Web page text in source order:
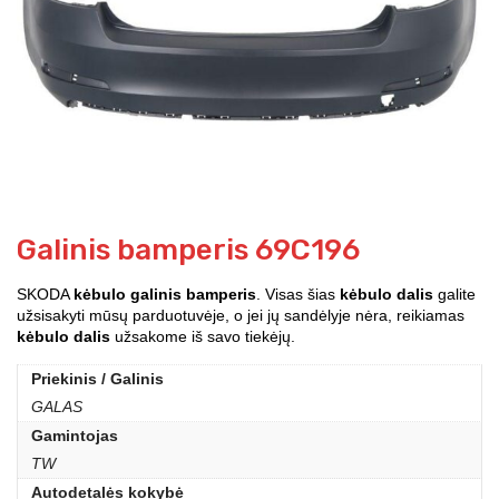
Galinis bamperis 69C196
SKODA kėbulo galinis bamperis . Visas šias kėbulo dalis galite
užsisakyti mūsų parduotuvėje, o jei jų sandėlyje nėra, reikiamas
kėbulo dalis užsakome iš savo tiekėjų.
Priekinis / Galinis
GALAS
Gamintojas
TW
Autodetalės kokybė